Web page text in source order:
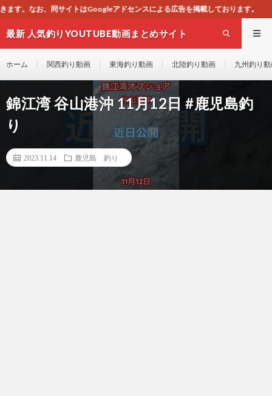
ドセンスによる広告を掲載しております。
最新 人気釣りYOUTUBE動画まとめサイト
ホーム 関西釣り動画 東海釣り動画 北陸釣り動画 九州釣り
錦江湾 谷山港沖 11月12日 #鹿児島釣
り
2023.11.14 鹿児島 釣り